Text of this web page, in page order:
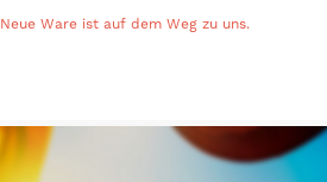
Neue Ware ist auf dem Weg zu uns.